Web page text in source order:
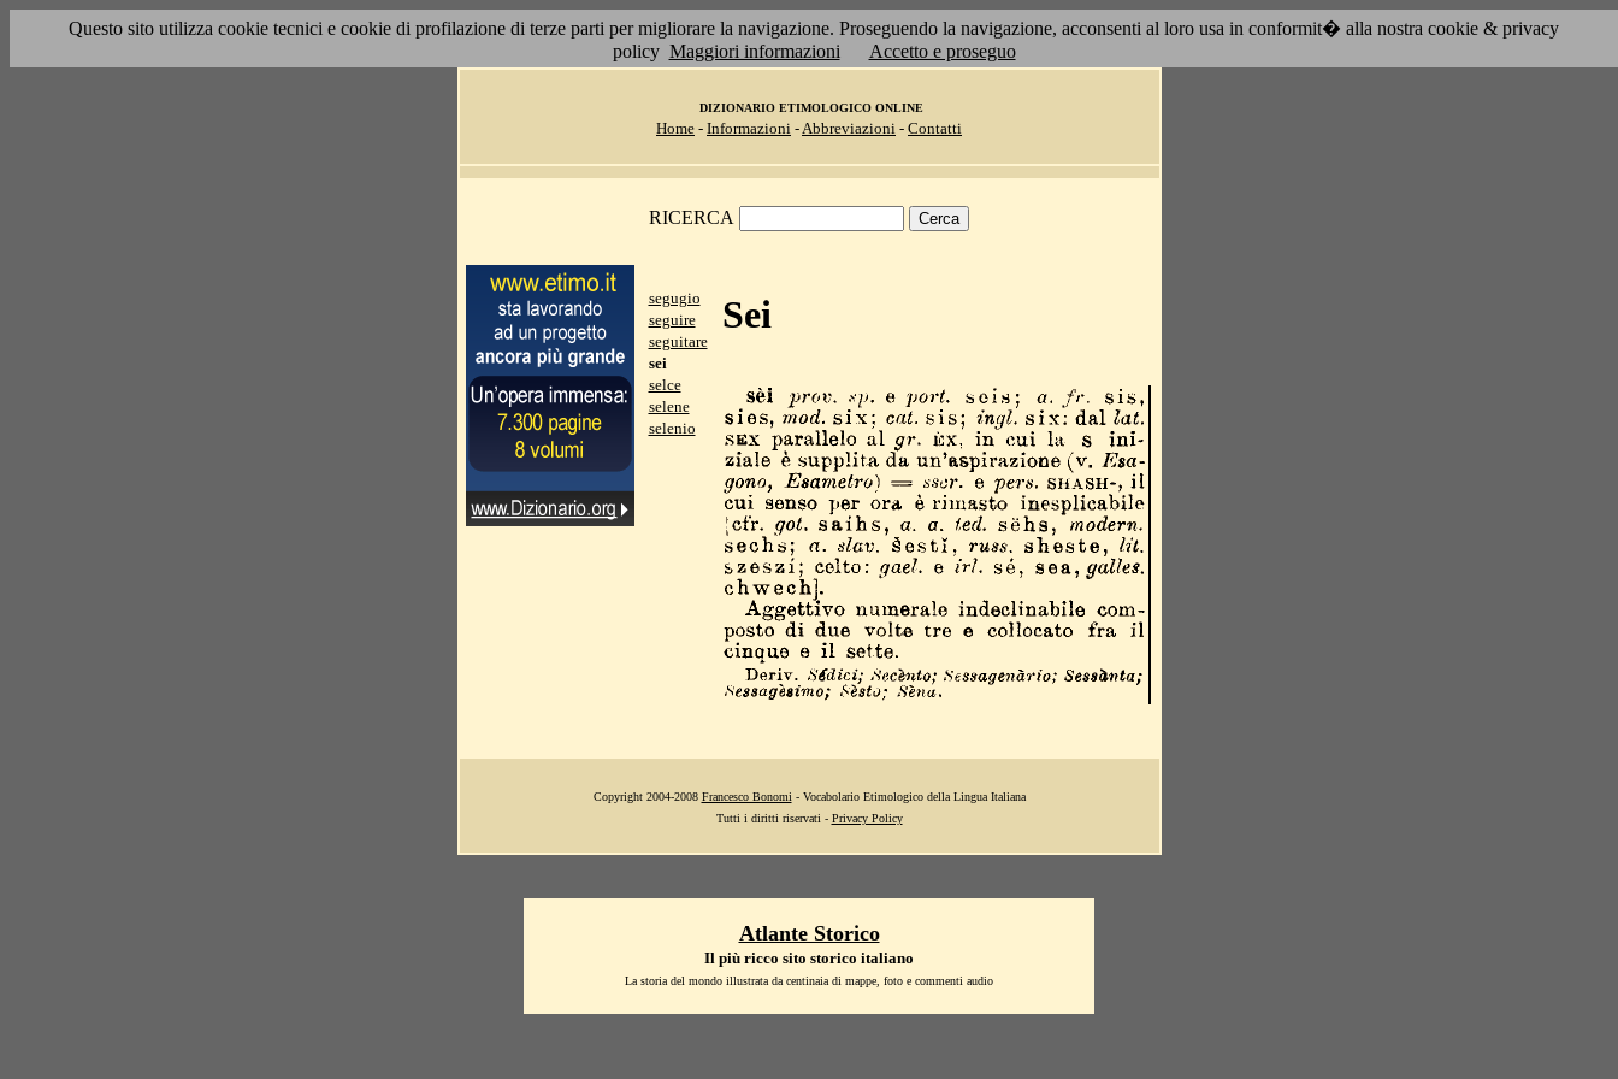
Questo sito utilizza cookie tecnici e cookie di profilazione di terze parti per migliorare la navigazione. Proseguendo la navigazione, acconsenti al loro usa in conformit� alla nostra cookie & privacy
policy Maggiori informazioni Accetto e proseguo
DIZIONARIO ETIMOLOGICO ONLINE
Home - Informazioni -Abbreviazioni - Contatti
RICERCA
segugio
seguire
seguitare
sei
selce
selene
selenio
Sei
Copyright 2004-2008 Francesco Bonomi - Vocabolario Etimologico della Lingua Italiana
Tutti i diritti riservati - Privacy Policy
Atlante Storico
Il più ricco sito storico italiano
La storia del mondo illustrata da centinaia di mappe, foto e commenti audio